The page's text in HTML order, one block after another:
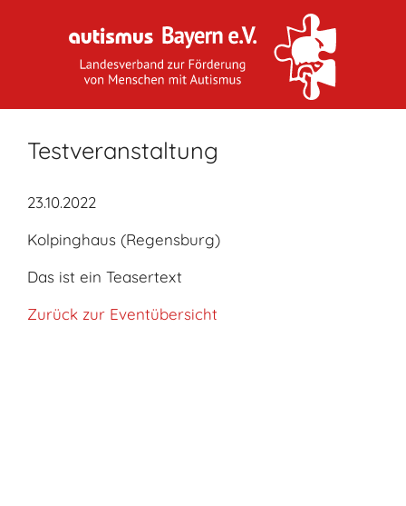
Testveranstaltung
23.10.2022
Kolpinghaus (Regensburg)
Das ist ein Teasertext
Zurück zur Eventübersicht